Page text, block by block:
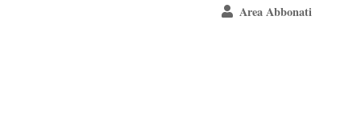
Area Abbonati